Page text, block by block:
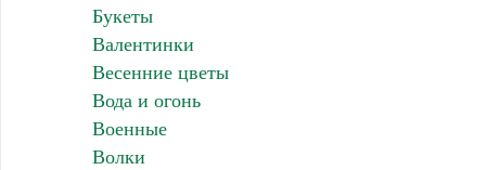
Букеты
Валентинки
Весенние цветы
Вода и огонь
Военные
Волки